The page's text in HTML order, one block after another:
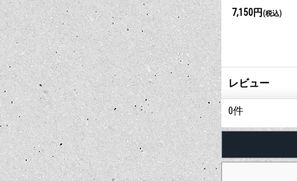
7,480円 (税込)
7,150円 (税込)
レビュー
0件